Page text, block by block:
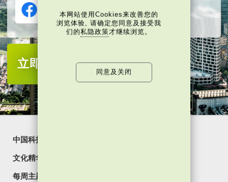
立即注册 成为当代中国会员
中国科技
文化精华
每周主题
本网站使用Cookies来改善您的
浏览体验, 请确定您同意及接受我
们的私隐政策才继续浏览。
同意及关闭